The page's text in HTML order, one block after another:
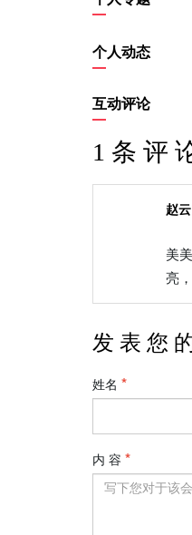
个人动态
互动评论
1 条 评
赵
美
亮
发 表 您
姓名
内 容